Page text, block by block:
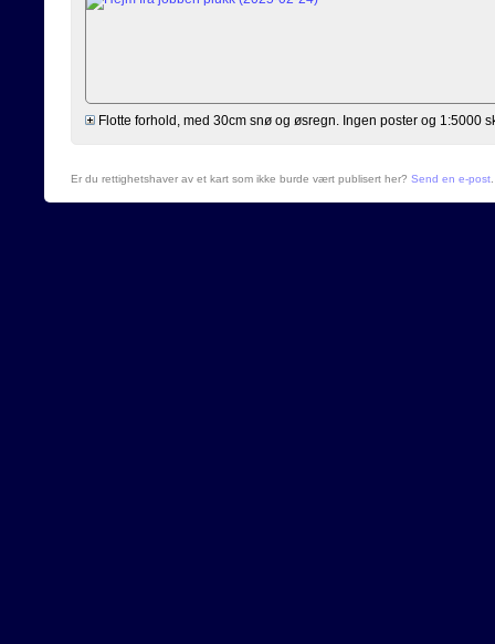
Flotte forhold, med 30cm snø og øsregn. Ingen poster og 1:5000
Er du rettighetshaver av et kart som ikke burde vært publisert her? Send en e-post